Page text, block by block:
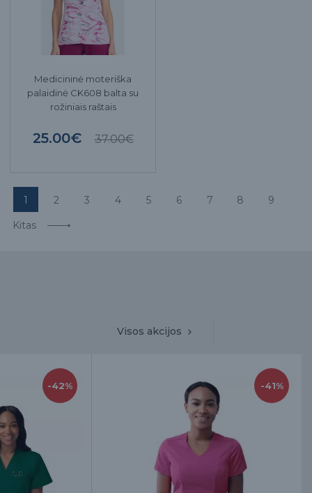
Medicininė moteriška
palaidinė CK608 balta su
rožiniais raštais
25.00€ 37.00€
1 2 3 4 5 6 7 8
9
Kitas
Visos akcijos
-42% -41%